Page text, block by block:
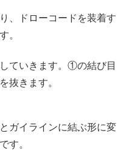
、ドローコードを装着す
。
ていきます。①の結び目
抜きます。
ガイラインに結ぶ形に変
す。